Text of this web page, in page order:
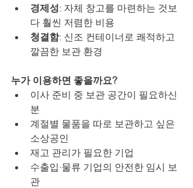
경제성: 자체 창고를 마련하는 것보
다 훨씬 저렴한 비용
청결함: 신조 컨테이너로 쾌적하고
깔끔한 보관 환경
누가 이용하면 좋을까요?
이사 준비 중 보관 공간이 필요하신
분
계절별 물품을 따로 보관하고 싶은
소상공인
재고 관리가 필요한 기업
수출입·물류 기업의 안전한 임시 보
관